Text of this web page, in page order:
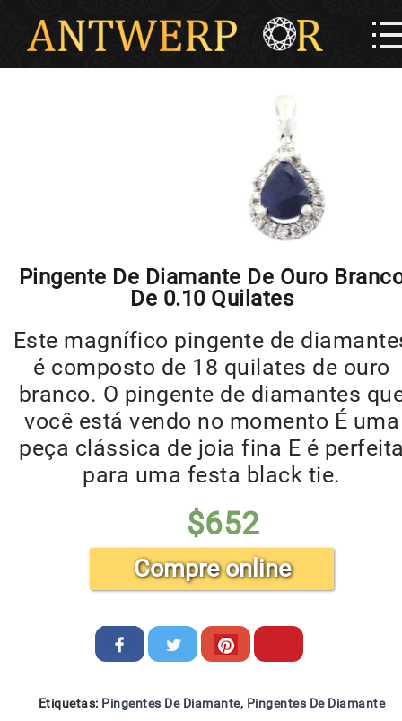
Pingente De Diamante De Ouro
De 0.10 Quilates
Este magnífico pingente de
é composto de 18 quilates de ouro
branco. O pingente de diamantes
você está vendo no momento É uma
peça clássica de joia fina E é
para uma festa black tie.
$652
Compre online
Etiquetas: Pingentes De Diamante, Pingentes De Diamante